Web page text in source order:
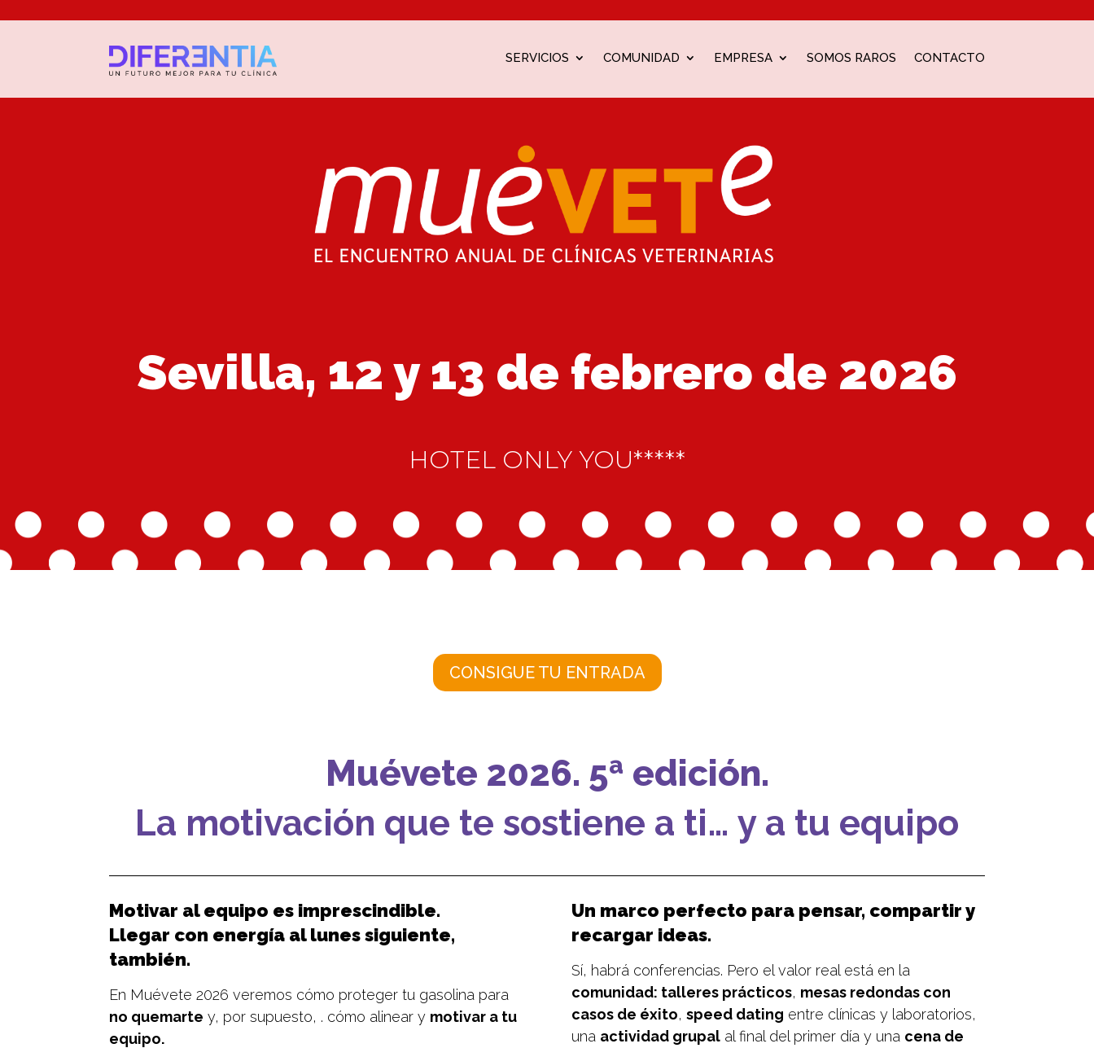
SERVICIOS COMUNIDAD EMPRESA SOMOS RAROS CONTACTO
Sevilla, 12 y 13 de febrero de 2026
HOTEL ONLY YOU*****
CONSIGUE TU ENTRADA
Muévete 2026. 5ª edición.
La motivación que te sostiene a ti… y a tu equipo
Motivar al equipo es imprescindible.
Llegar con energía al lunes siguiente,
también.
En Muévete 2026 veremos cómo proteger tu gasolina para
no quemarte y, por supuesto, . cómo alinear y motivar a tu
equipo.
Un marco perfecto para pensar, compartir y
recargar ideas.
Sí, habrá conferencias. Pero el valor real está en la
comunidad: talleres prácticos, mesas redondas con
casos de éxito, speed dating entre clínicas y laboratorios,
una actividad grupalal final del primer día y una cena de